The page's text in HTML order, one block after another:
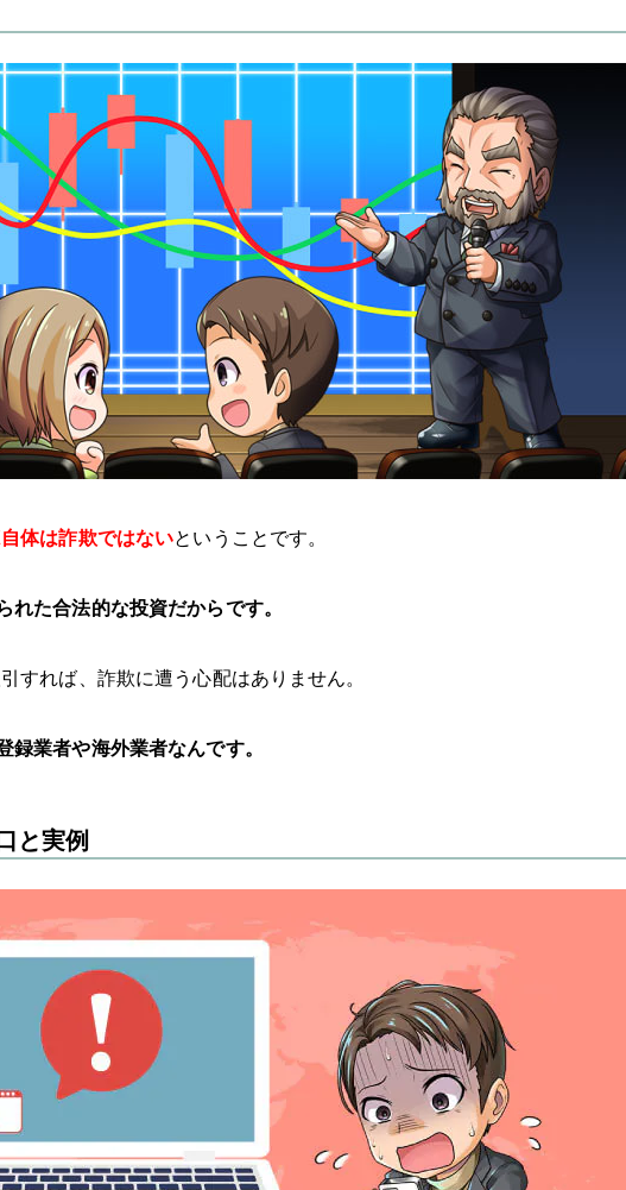
自体は詐欺ではないということです。
れた合法的な投資だからです。
すれば、詐欺に遭う心配はありません。
録業者や海外業者なんです。
と実例